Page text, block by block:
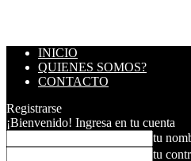
INICIO
QUIENES SOMOS?
CONTACTO
Registrarse
¡Bienvenido! Ingresa en tu cuenta
tu
tu